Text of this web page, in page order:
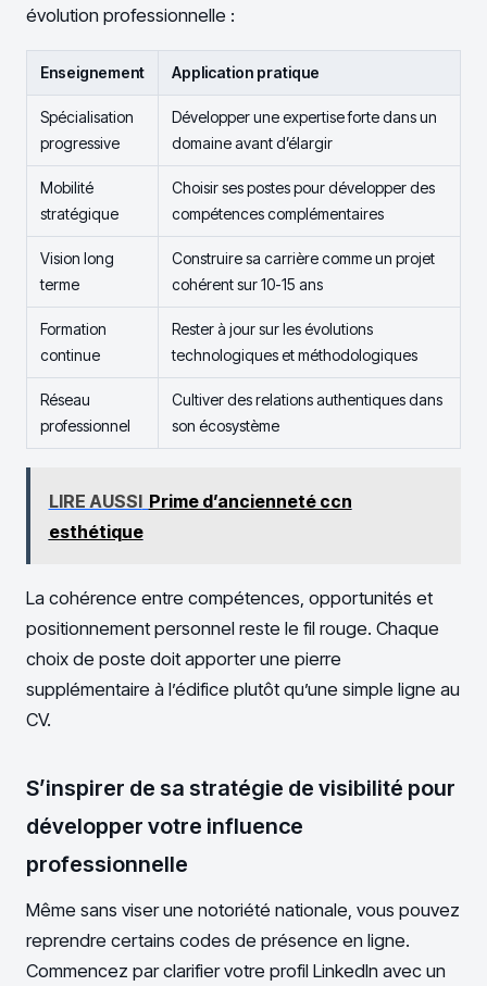
évolution professionnelle :
Enseignement Application pratique
Spécialisation
progressive
Développer une expertise forte dans un
domaine avant d’élargir
Mobilité
stratégique
Choisir ses postes pour développer des
compétences complémentaires
Vision long
terme
Construire sa carrière comme un projet
cohérent sur 10-15 ans
Formation
continue
Rester à jour sur les évolutions
technologiques et méthodologiques
Réseau
professionnel
Cultiver des relations authentiques dans
son écosystème
LIRE AUSSI Prime d’ancienneté ccn
esthétique
La cohérence entre compétences, opportunités et
positionnement personnel reste le fil rouge. Chaque
choix de poste doit apporter une pierre
supplémentaire à l’édifice plutôt qu’une simple ligne au
CV.
S’inspirer de sa stratégie de visibilité pour
développer votre influence
professionnelle
Même sans viser une notoriété nationale, vous pouvez
reprendre certains codes de présence en ligne.
Commencez par clarifier votre profil LinkedIn avec un